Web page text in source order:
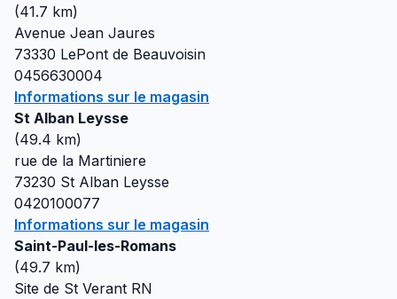
(41.7 km)
Avenue Jean Jaures
73330 LePont de Beauvoisin
0456630004
Informations sur le magasin
St Alban Leysse
(49.4 km)
rue de la Martiniere
73230 St Alban Leysse
0420100077
Informations sur le magasin
Saint-Paul-les-Romans
(49.7 km)
Site de St Verant RN